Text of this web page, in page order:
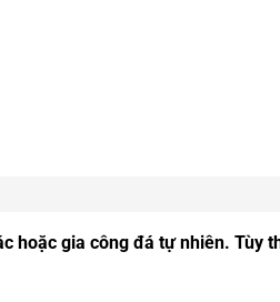
gia công đá tự nhiên. Tùy